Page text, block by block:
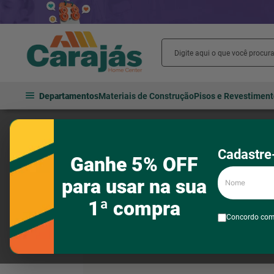
DepartamentosMateriais de ConstruçãoPisos e
Ganhe 5% OFF
para usar na sua
1ª compra
Nome
Concordo
Pisos e revestimentos